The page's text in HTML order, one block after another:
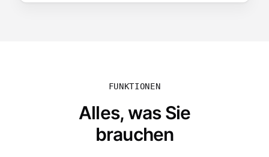
FUNKTIONEN
Alles, was Sie
brauchen